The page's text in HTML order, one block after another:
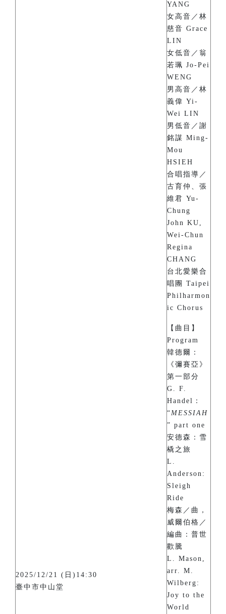
2025/12/21 (日)14:30
臺中市中山堂
YANG
女高音／林
慈音 Grace
LIN
女低音／翁
若珮 Jo-Pei
WENG
男高音／林
義偉 Yi-
Wei LIN
男低音／謝
銘謀 Ming-
Mou
HSIEH
合唱指導／
古育仲、張
維君 Yu-
Chung
John KU,
Wei-Chun
Regina
CHANG
台北愛樂合
唱團 Taipei
Philharmon
ic Chorus
【曲目】
Program
韓德爾：
《彌賽亞》
第一部分
G. F.
Handel：
“MESSIAH
” part one
安德森：雪
橇之旅
L.
Anderson:
Sleigh
Ride
梅森／曲，
威爾伯格／
編曲：普世
歡騰
L. Mason,
arr. M.
Wilberg:
Joy to the
World